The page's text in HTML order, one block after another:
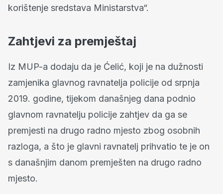
korištenje sredstava Ministarstva“.
Zahtjevi za premještaj
Iz MUP-a dodaju da je Ćelić, koji je na dužnosti
zamjenika glavnog ravnatelja policije od srpnja
2019. godine, tijekom današnjeg dana podnio
glavnom ravnatelju policije zahtjev da ga se
premjesti na drugo radno mjesto zbog osobnih
razloga, a što je glavni ravnatelj prihvatio te je on
s današnjim danom premješten na drugo radno
mjesto.